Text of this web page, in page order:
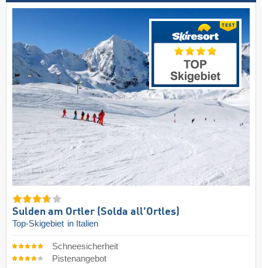
Sulden am Ortler (Solda all'Ortles)
Top-Skigebiet in Italien
Schneesicherheit
Pistenangebot